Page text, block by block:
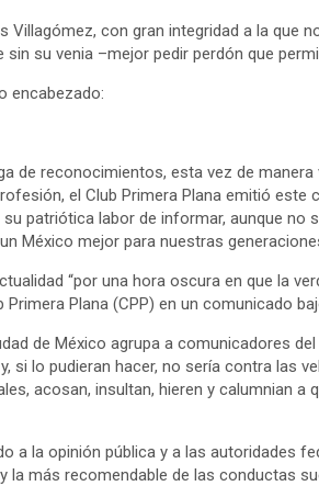
con gran integridad a la que
su venia –mejor pedir perdón que
encabezado:
de reconocimientos, esta vez de
el Club Primera Plana emitió este
patriótica labor de informar, aunque no
México mejor para nuestras
“por una hora oscura en que la
Primera Plana (CPP) en un comunicado
de México agrupa a comunicadores
si lo pudieran hacer, no sería contra las
acosan, insultan, hieren y calumnian a
a la opinión pública y a las autoridades
más recomendable de las conductas